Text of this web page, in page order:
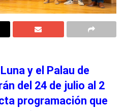
y el Palau de
del 24 de julio al 2
programación que